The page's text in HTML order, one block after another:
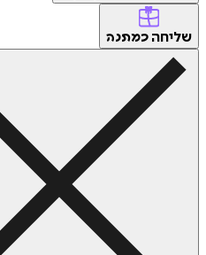
שליחה כמתנה